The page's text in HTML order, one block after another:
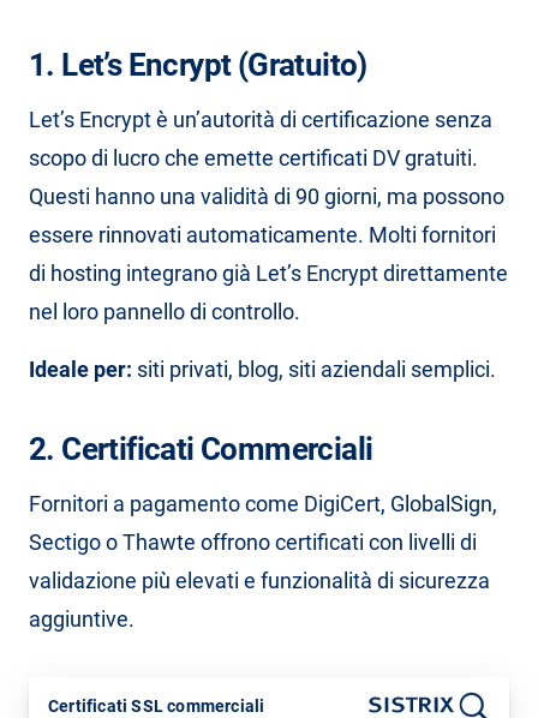
1. Let’s Encrypt (Gratuito)
Let’s Encrypt è un’autorità di certificazione senza
scopo di lucro che emette certificati DV gratuiti.
Questi hanno una validità di 90 giorni, ma possono
essere rinnovati automaticamente. Molti fornitori
di hosting integrano già Let’s Encrypt direttamente
nel loro pannello di controllo.
Ideale per: siti privati, blog, siti aziendali semplici.
2. Certificati Commerciali
Fornitori a pagamento come DigiCert, GlobalSign,
Sectigo o Thawte offrono certificati con livelli di
validazione più elevati e funzionalità di sicurezza
aggiuntive.
Certificati SSL commerciali